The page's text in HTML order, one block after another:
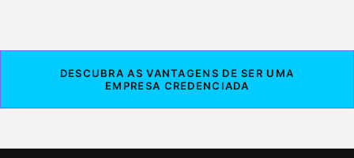
DESCUBRA AS VANTAGENS DE SER UMA
EMPRESA CREDENCIADA